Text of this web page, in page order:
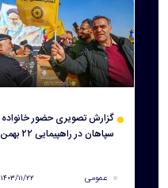
گزارش تصویری حضور خانواده
سپاهان در راهپیمایی ۲۲ بهمن
عمومی ۱۴۰۳/۱۱/۲۲